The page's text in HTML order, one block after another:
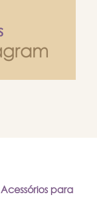
Acessórios para